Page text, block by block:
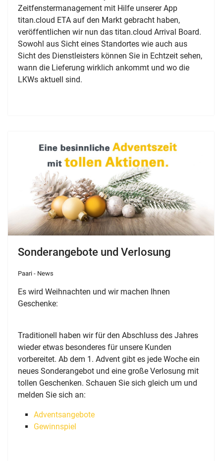
Zeitfenstermanagement mit Hilfe unserer App
titan.cloud ETA auf den Markt gebracht haben,
veröffentlichen wir nun das titan.cloud Arrival Board.
Sowohl aus Sicht eines Standortes wie auch aus
Sicht des Dienstleisters können Sie in Echtzeit sehen,
wann die Lieferung wirklich ankommt und wo die
LKWs aktuell sind.
Sonderangebote und Verlosung
Paari - News
Es wird Weihnachten und wir machen Ihnen
Geschenke:
Traditionell haben wir für den Abschluss des Jahres
wieder etwas besonderes für unsere Kunden
vorbereitet. Ab dem 1. Advent gibt es jede Woche ein
neues Sonderangebot und eine große Verlosung mit
tollen Geschenken. Schauen Sie sich gleich um und
melden Sie sich an:
Adventsangebote
Gewinnspiel